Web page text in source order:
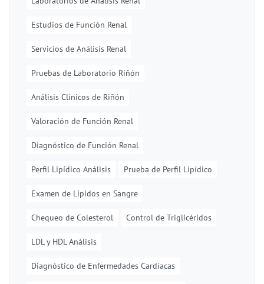
Estudios de Función Renal
Servicios de Análisis Renal
Pruebas de Laboratorio Riñón
Análisis Clínicos de Riñón
Valoración de Función Renal
Diagnóstico de Función Renal
Perfil Lipídico Análisis Prueba de Perfil Lipídico
Examen de Lípidos en Sangre
Chequeo de Colesterol Control de Triglicéridos
LDL y HDL Análisis
Diagnóstico de Enfermedades Cardíacas